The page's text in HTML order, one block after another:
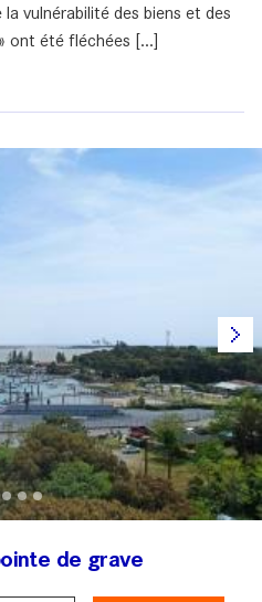
vulnérabilité des biens et des
ont été fléchées [...]
de grave